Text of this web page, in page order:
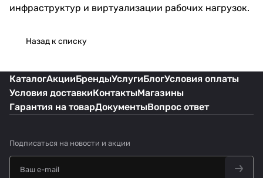
инфраструктур и виртуализации рабочих нагрузок.
Назад к списку
КаталогАкцииБрендыУслугиБлогУсловия оплаты
Условия доставкиКонтактыМагазины
Гарантия на товарДокументыВопрос ответ
Подписаться на новости и акции